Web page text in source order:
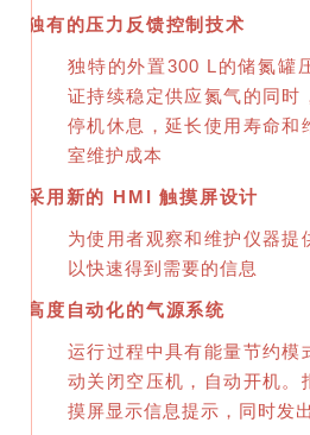
独有的压力反馈控制技术
独特的外置300 L的储氮罐
证持续稳定供应氮气的同时
停机休息，延长使用寿命和
室维护成本
采用新的 HMI 触摸屏设计
为使用者观察和维护仪器提
以快速得到需要的信息
高度自动化的气源系统
运行过程中具有能量节约模
动关闭空压机，自动开机。
摸屏显示信息提示，同时发